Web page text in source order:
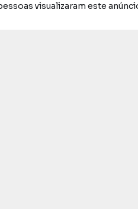
visualizaram este